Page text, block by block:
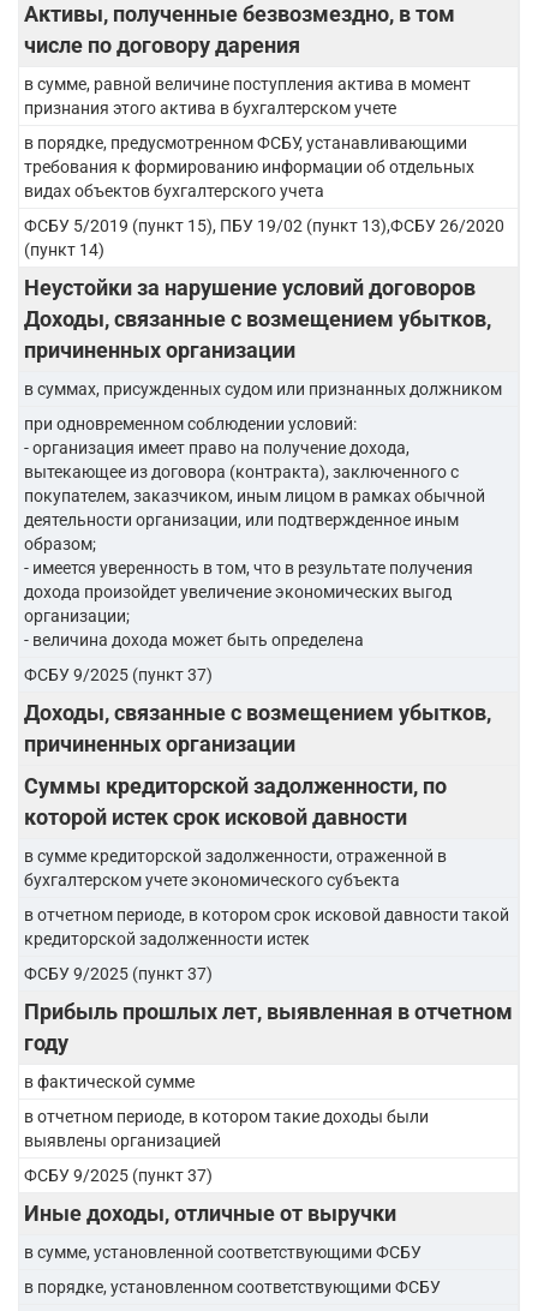
Активы, полученные безвозмездно, в том
числе по договору дарения
в сумме, равной величине поступления актива в момент
признания этого актива в бухгалтерском учете
в порядке, предусмотренном ФСБУ, устанавливающими
требования к формированию информации об отдельных
видах объектов бухгалтерского учета
ФСБУ 5/2019 (пункт 15), ПБУ 19/02 (пункт 13),ФСБУ 26/2020
(пункт 14)
Неустойки за нарушение условий договоров
Доходы, связанные с возмещением убытков,
причиненных организации
в суммах, присужденных судом или признанных должником
при одновременном соблюдении условий:
- организация имеет право на получение дохода,
вытекающее из договора (контракта), заключенного с
покупателем, заказчиком, иным лицом в рамках обычной
деятельности организации, или подтвержденное иным
образом;
- имеется уверенность в том, что в результате получения
дохода произойдет увеличение экономических выгод
организации;
- величина дохода может быть определена
ФСБУ 9/2025 (пункт 37)
Доходы, связанные с возмещением убытков,
причиненных организации
Суммы кредиторской задолженности, по
которой истек срок исковой давности
в сумме кредиторской задолженности, отраженной в
бухгалтерском учете экономического субъекта
в отчетном периоде, в котором срок исковой давности такой
кредиторской задолженности истек
ФСБУ 9/2025 (пункт 37)
Прибыль прошлых лет, выявленная в отчетном
году
в фактической сумме
в отчетном периоде, в котором такие доходы были
выявлены организацией
ФСБУ 9/2025 (пункт 37)
Иные доходы, отличные от выручки
в сумме, установленной соответствующими ФСБУ
в порядке, установленном соответствующими ФСБУ